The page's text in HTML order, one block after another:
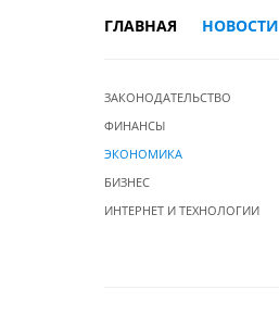
ГЛАВНАЯ НОВОСТИ
ЗАКОНОДАТЕЛЬСТВО
ФИНАНСЫ
ЭКОНОМИКА
БИЗНЕС
ИНТЕРНЕТ И ТЕХНОЛОГИИ